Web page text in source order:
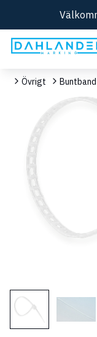
Övrigt Buntband